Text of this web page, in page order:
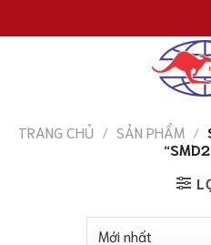
đến
TRANG CHỦ / SẢN PHẨM /